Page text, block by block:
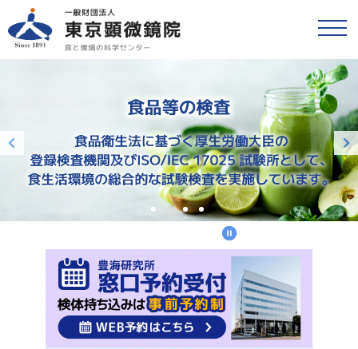
各種検査・サービス
戻る
食品等の検査
簡易専用水道検査
各種検査窓口のご案内
衛生検査とHACCP
財団情報
採用情報
食と環境のコラム
公益事業